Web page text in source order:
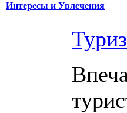
Интересы и Увлечения